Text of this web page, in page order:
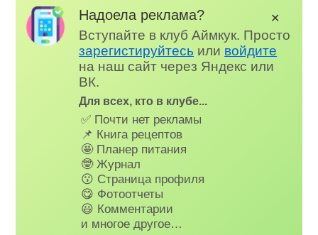
Надоела реклама?
Вступайте в клуб Аймкук. Просто
зарегистируйтесь или войдите
на наш сайт через Яндекс или
ВК.
Для всех, кто в клубе...
✅ Почти нет рекламы
📌 Книга рецептов
🤩 Планер питания
🤓 Журнал
😗 Страница профиля
😋 Фотоотчеты
😃 Комментарии
и многое другое…
✕